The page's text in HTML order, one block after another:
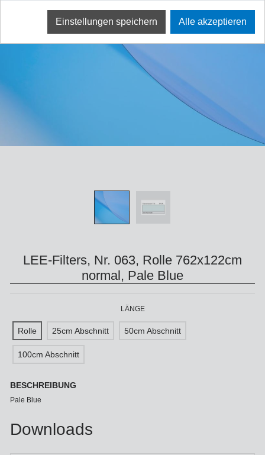
LEE-Filters, Nr. 063, Rolle 762x122cm
normal, Pale Blue
LÄNGE
Rolle 25cm Abschnitt 50cm Abschnitt
100cm Abschnitt
BESCHREIBUNG
Pale Blue
Downloads